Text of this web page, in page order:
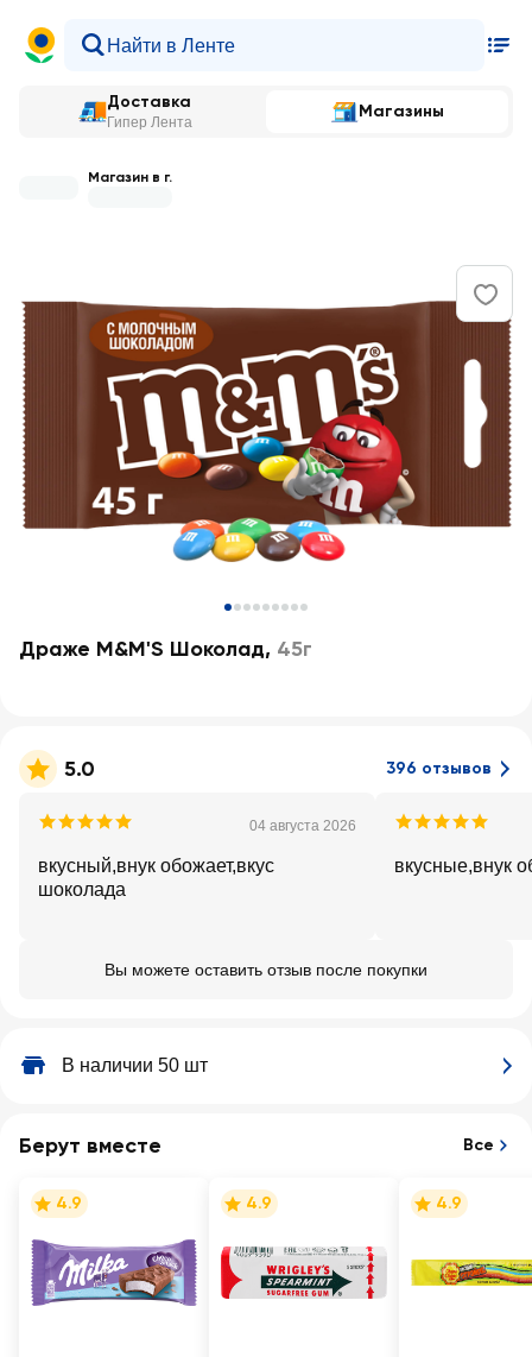
Доставка
Гипер Лента
Магазины
Магазин в г.
Драже M&M'S Шоколад, 45г
5.0 396 отзывов
04 августа 2026
вкусный,внук обожает,вкус
шоколада
вкусные,внук
Вы можете оставить отзыв после покупки
В наличии 50 шт
Берут вместе Все
4.9 4.9 4.9